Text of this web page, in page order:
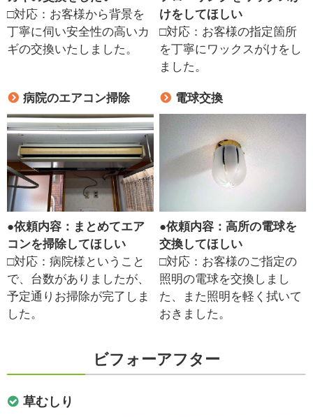
□対応：お客様から背景を
丁寧に伺い安全性の高いカ
ギの交換いたしました。
けをしてほしい
□対応：お客様の指定箇所
を丁寧にワックスがけをし
ました。
病院のエアコン掃除
●依頼内容：まとめてエア
コンを掃除してほしい
□対応：病院様ということ
で、台数がありましたが、
予定通りお掃除が完了しま
した。
電球交換
●依頼内容：高所の電球を
交換してほしい
□対応：お客様のご指定の
照明の電球を交換しまし
た、また照明を軽く拭いて
おきました。
ビフォーアフター
草むしり